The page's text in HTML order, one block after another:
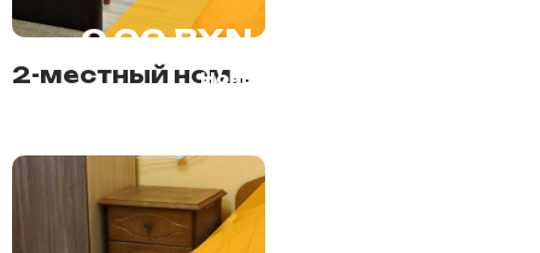
2-местный номер (твин)
0.00 BYN
Ночь